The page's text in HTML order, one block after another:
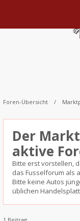
Foren-Übersicht
Der
aktive
Bitte erst vorstellen,
das Fusselforum als
Bitte keine Autos
üblichen